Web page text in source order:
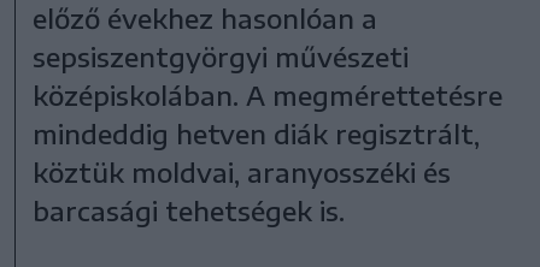
előző évekhez hasonlóan a
sepsiszentgyörgyi művészeti
középiskolában. A megmérettetésre
mindeddig hetven diák regisztrált,
köztük moldvai, aranyosszéki és
barcasági tehetségek is.